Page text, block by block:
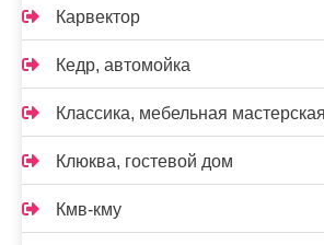
Карвектор
Кедр, автомойка
Классика, мебельная мастерская
Клюква, гостевой дом
Кмв-кму